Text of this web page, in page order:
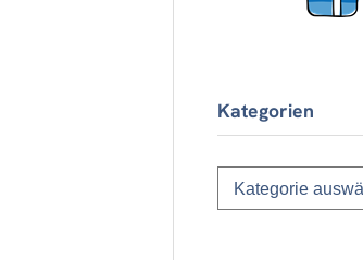
Kategorien
Kategorien